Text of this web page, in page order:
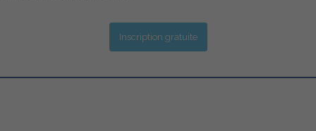
Inscription gratuite